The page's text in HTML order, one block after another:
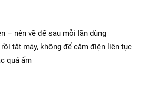
– nên về đế sau mỗi lần dùng
tắt máy, không để cắm điện liên tục
quá ẩm